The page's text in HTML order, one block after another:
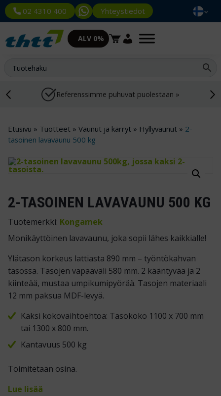
02 4310 400 Yhteystiedot
ALV 0%
Referenssimme puhuvat puolestaan »
Etusivu » Tuotteet » Vaunut ja kärryt » Hyllyvaunut » 2-
tasoinen lavavaunu 500 kg
2-TASOINEN LAVAVAUNU 500 KG
Tuotemerkki: Kongamek
Monikäyttöinen lavavaunu, joka sopii lähes kaikkialle!
Ylätason korkeus lattiasta 890 mm – työntökahvan
tasossa. Tasojen vapaaväli 580 mm. 2 kääntyvää ja 2
kiinteää, mustaa umpikumipyörää. Tasojen materiaali
12 mm paksua MDF-levyä.
Kaksi kokovaihtoehtoa: Tasokoko 1100 x 700 mm
tai 1300 x 800 mm.
Kantavuus 500 kg
Toimitetaan osina.
Lue lisää